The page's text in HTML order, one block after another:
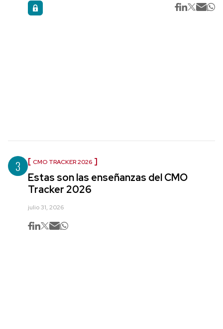
3 CMO TRACKER 2026
Estas son las enseñanzas del CMO
Tracker 2026
julio 31, 2026